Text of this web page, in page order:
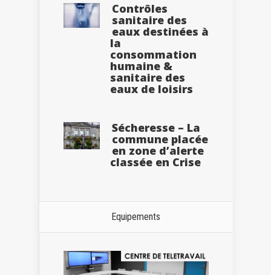
Contrôles
sanitaire des
eaux destinées à
la
consommation
humaine &
sanitaire des
eaux de loisirs
Sécheresse – La
commune placée
en zone d’alerte
classée en Crise
Equipements